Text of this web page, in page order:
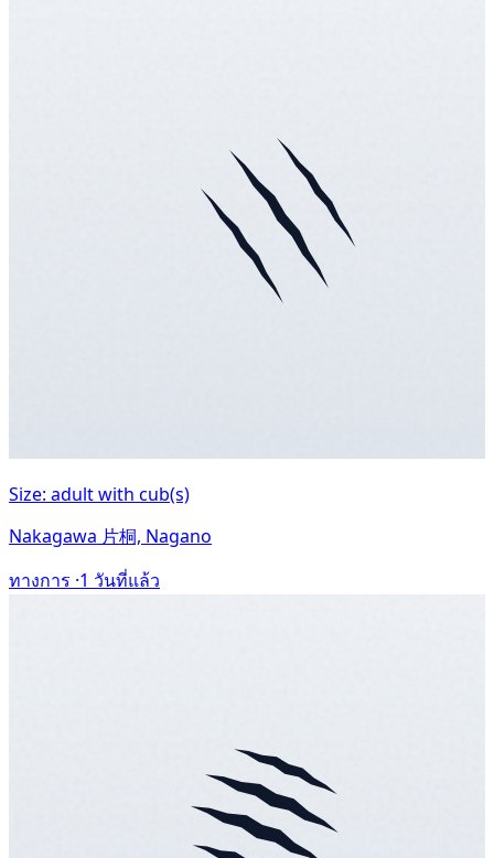
Size: adult with cub(s)
Nakagawa 片桐, Nagano
ทางการ ·1 วันที่แล้ว